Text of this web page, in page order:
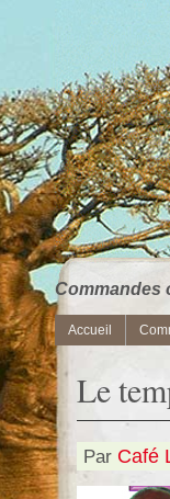
Commandes
Accueil
Le
Par Café